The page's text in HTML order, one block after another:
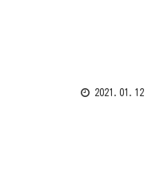
2021.01.12